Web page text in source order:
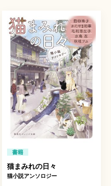
書籍
猫まみれの日々
猫小説アンソロジー